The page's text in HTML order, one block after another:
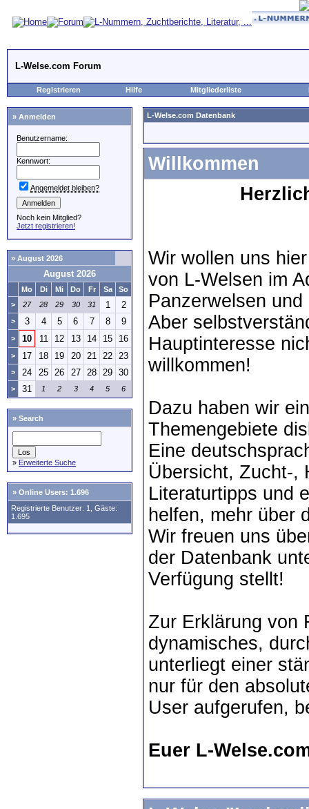
L-Welse.com Forum
Registrieren Hilfe Mitgliederliste
» Anmelden
Benutzername:
Kennwort:
Angemeldet bleiben?
Noch kein Mitglied?
Jetzt registrieren!
» August 2026
August 2026
Mo Di Mi Do Fr Sa
So
>
27 28 29 30 31 1 2
> 3 4 5 6 7 8 9
> 10 11 12 13 14 15 16
> 17 18 19 20 21 22 23
> 24 25 26 27 28 29 30
> 31 1 2 3 4 5 6
» Search
» Erweiterte Suche
» Online Users: 1.696
Registrierte Benutzer: 1, Gäste:
1.695
L-Welse.com Datenbank
Willkommen
Wir wollen uns
von L-Welsen im
Panzerwelsen
Aber
Hauptinteresse
willkommen!
Dazu haben wir
Themengebiete
Eine
Übersicht, Zucht-,
Literaturtipps und
helfen, mehr über
Wir freuen uns
der Datenbank
Verfügung stellt!
Zur Erklärung von
dynamisches,
unterliegt einer
nur für den
User aufgerufen,
Euer L-